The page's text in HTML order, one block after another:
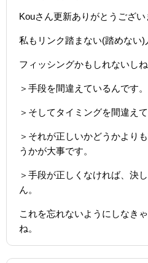
Kouさん更新ありがとうござい
私もリンク踏まない(踏めない)
フィッシングかもしれないし
＞手段を間違えているんです。
＞そしてタイミングを間違えて
＞それが正しいかどうかより
うかが大事です。
＞手段が正しくなければ、決
ん。
これを忘れないようにしなき
ね。